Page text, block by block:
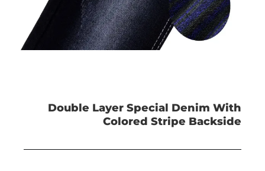
Double Layer Special Denim With
Colored Stripe Backside